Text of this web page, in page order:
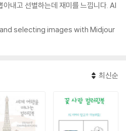
내고 선별하는데 재미를 느낍니다. AI
selecting images with Midjour
최신순